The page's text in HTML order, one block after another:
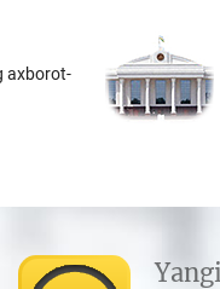
axborot-